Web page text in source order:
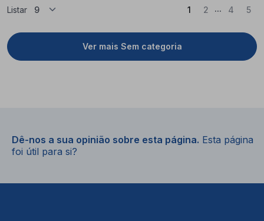
Listar
Ver mais Sem categoria
1 (Atual)
2 ... 4 5
Dê-nos a sua opinião sobre esta página. Esta página
foi útil para si?